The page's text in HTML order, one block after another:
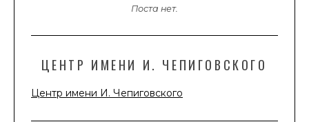
Поста нет.
ЦЕНТР ИМЕНИ И. ЧЕПИГОВСКОГО
Центр имени И. Чепиговского